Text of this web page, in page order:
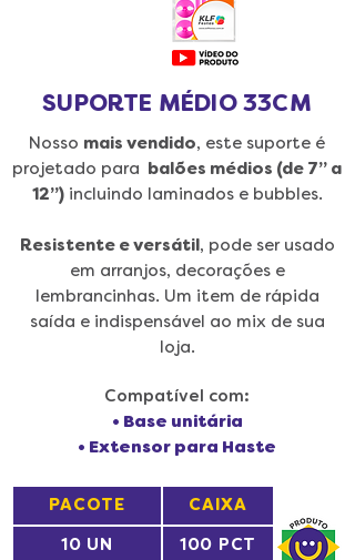
SUPORTE MÉDIO 33CM
Nosso mais vendido, este suporte é
projetado para
balões médios (de 7” a
12”)incluindo laminados e bubbles.
Resistente e versátil, pode ser usado
em arranjos, decorações e
lembrancinhas. Um item de rápida
saída e indispensável ao mix de sua
loja.
Compatível com:
• Base unitária
• Extensor para Haste
PACOTE CAIXA
10 UN 100 PCT